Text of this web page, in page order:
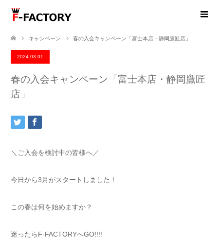
キャンペーン 春の入会キャンペーン「富士本店・静岡鷹匠店」
2024.03.01
春の入会キャンペーン「富士本店・静岡鷹匠
店」
＼ご入会を検討中の皆様へ／
今日から3月がスタートしました！
この春は何を始めますか？
迷ったらF-FACTORYへGO!!!!